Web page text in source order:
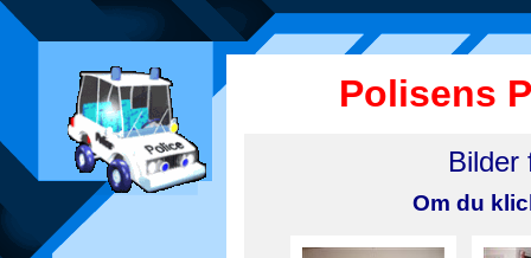
Polisens
Bilder
Om du